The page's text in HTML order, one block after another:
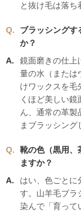
と抜け毛は落ち
ブラッシングす
か？
鏡面磨きの仕上
量の水（または
けワックスを毛
くほど美しい
ん、通常の革製
まブラッシング
靴の色（黒用、
ますか？
はい、色ごとに
す。山羊毛ブラ
染んで「育って